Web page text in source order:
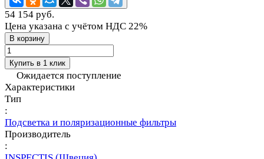
54 154 руб.
Цена указана с учётом НДС 22%
В корзину
Купить в 1 клик
Ожидается поступление
Характеристики
Тип
:
Подсветка и поляризационные фильтры
Производитель
: